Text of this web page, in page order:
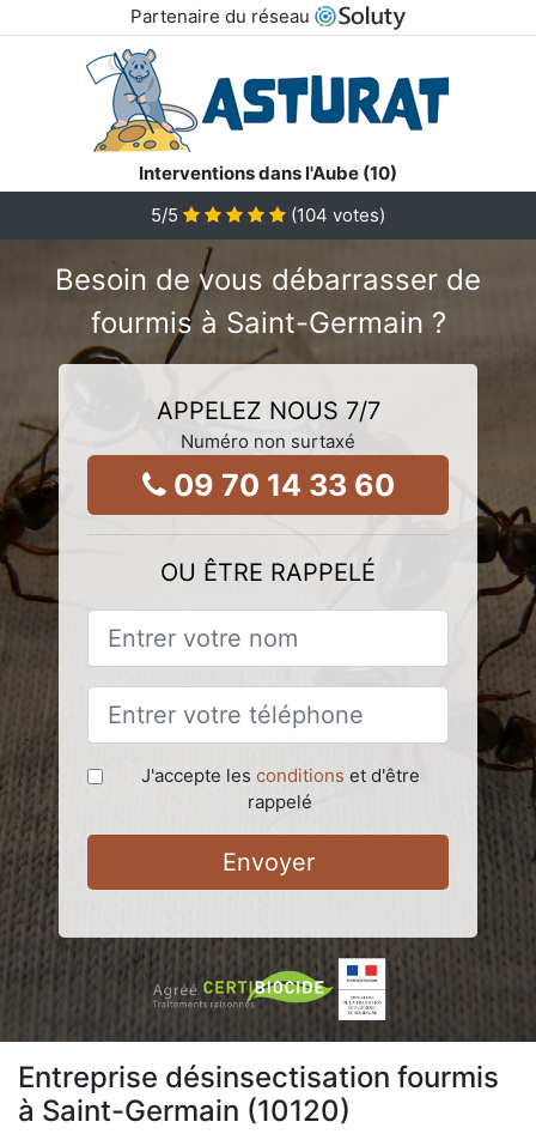
Partenaire du réseau
Interventions dans l'Aube (10)
5/5 (104 votes)
Besoin de vous débarrasser de
fourmis à Saint-Germain ?
APPELEZ NOUS 7/7
Numéro non surtaxé
09 70 14 33 60
OU ÊTRE RAPPELÉ
J'accepte les conditions et d'être
rappelé
Envoyer
Entreprise désinsectisation fourmis
à Saint-Germain (10120)